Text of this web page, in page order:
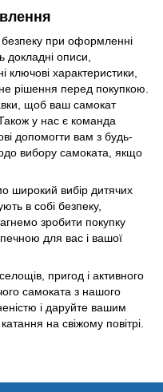
безпеку при оформленні
описи,
ключові характеристики,
рішення перед покупкою.
щоб ваш самокат
у нас є команда
допомогти вам з будь-
вибору самоката, якщо
вибір дитячих
в собі безпеку,
зробити покупку
для вас і вашої
пригод і активного
самоката з нашого
і даруйте вашим
на свіжому повітрі.